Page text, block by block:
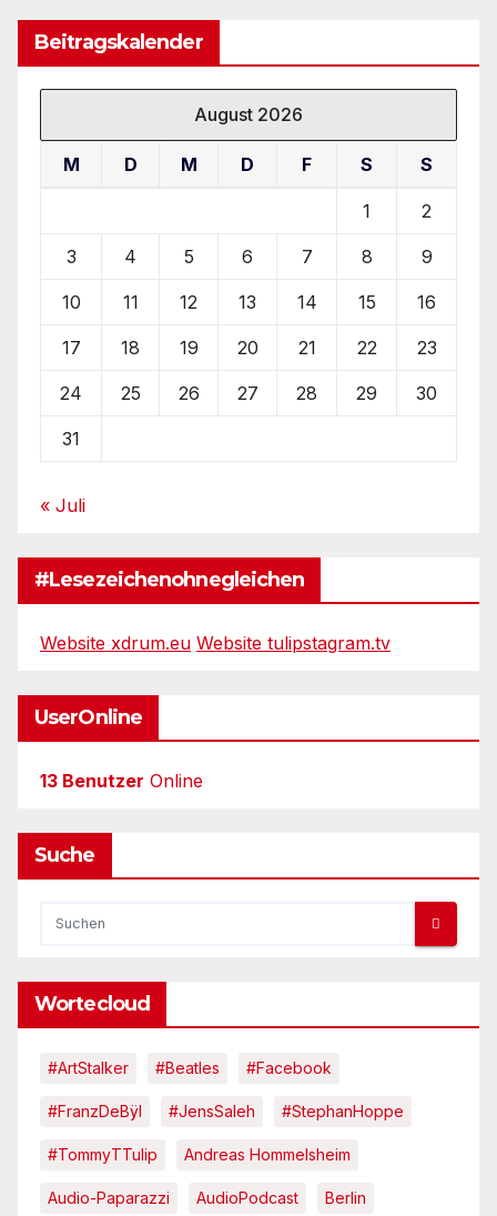
Beitragskalender
August 2026
M D M D F S S
1 2
3 4 5 6 7 8 9
10 11 12 13 14 15 16
17 18 19 20 21 22 23
24 25 26 27 28 29 30
31
« Juli
#Lesezeichenohnegleichen
Website xdrum.eu Website tulipstagram.tv
UserOnline
13 Benutzer Online
Suche
Wortecloud
#ArtStalker #Beatles #Facebook
#FranzDeBÿl #JensSaleh #StephanHoppe
#TommyTTulip Andreas Hommelsheim
Audio-Paparazzi AudioPodcast Berlin